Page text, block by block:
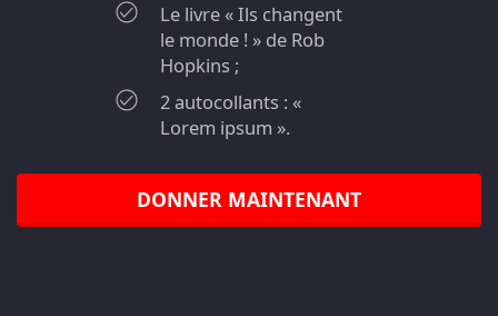
Le livre « Ils changent
le monde ! » de Rob
Hopkins ;
2 autocollants : «
Lorem ipsum ».
DONNER MAINTENANT